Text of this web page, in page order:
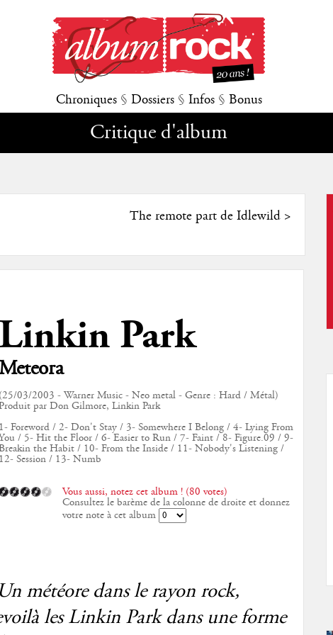
Chroniques § Dossiers § Infos § Bonus
Critique d'album
The remote part de Idlewild>
Park
03/2003 - Warner Music - Neo metal - Genre : Hard / Métal)
par Don Gilmore, Linkin Park
Foreword / 2- Don't Stay / 3- Somewhere I Belong / 4- Lying From
/ 5- Hit the Floor / 6- Easier to Run / 7- Faint / 8- Figure.09 / 9-
the Habit / 10- From the Inside / 11- Nobody's Listening /
Session / 13- Numb
Vous aussi, notez cet album ! (80 votes)
Consultez le barème de la colonne de droite et donnez
votre note à cet album
météore dans le rayon rock,
les Linkin Park dans une forme